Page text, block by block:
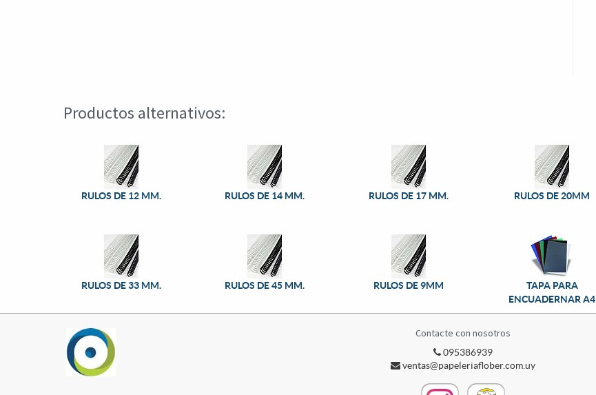
Productos alternativos:
RULOS DE 12 MM. RULOS DE 14 MM. RULOS DE 17 MM. RULOS DE 20MM
RULOS DE 33 MM. RULOS DE 45 MM. RULOS DE 9MM
TAPA PARA
ENCUADERNAR A4
Contacte con nosotros
095386939
ventas@papeleriaflober.com.uy